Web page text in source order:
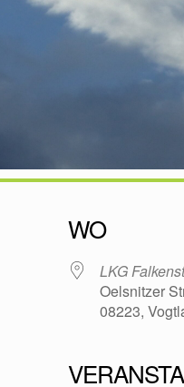
WO
LKG
Oelsnitzer
08223,